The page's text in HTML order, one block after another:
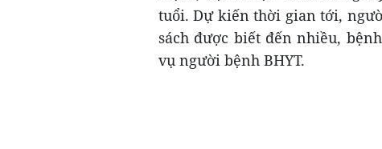
tuổi. Dự kiến thời gian tới,
sách được biết đến nhiều,
vụ người bệnh BHYT.